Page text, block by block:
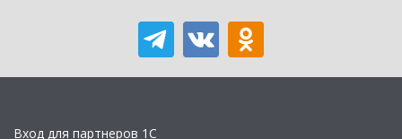
Вход для партнеров 1С